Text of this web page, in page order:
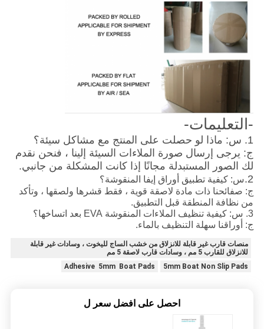
-التعليمات-
1. س: ماذا لو حصلت على المنتج مع مشاكل سيئة؟
ج: يرجى إرسال صورة الملاءات السيئة إلينا ، فنحن نقدم
لك الصور المستبدلة مجانًا إذا كانت المشكلة من جانبي.
2. س: كيفية تطبيق أوراق إيفا المنقوشة؟
ج: صفائحنا ذات مادة لاصقة قوية ، فقط قشرها ولصقها ، وتأكد
من نظافة المنطقة قبل التطبيق.
3. س: كيفية تنظيف الملاءات المنقوشة EVA بعد اتساخها؟
ج: أوراقنا سهلة التنظيف بالماء.
منصات قارب غير قابلة للانزلاق من خشب الساج لليخوت ، وسادات غير قابلة
للانزلاق للقارب 5 مم ، وسادات قارب لاصقة 5 مم
5mm Boat Non Slip Pads
Adhesive 5mm Boat Pads
احصل على افضل سعر ل